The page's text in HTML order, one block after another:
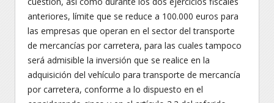
anteriores, límite que se reduce a 100.000 euros para
las empresas que operan en el sector del transporte
de mercancías por carretera, para las cuales tampoco
será admisible la inversión que se realice en la
adquisición del vehículo para transporte de mercancía
por carretera, conforme a lo dispuesto en el